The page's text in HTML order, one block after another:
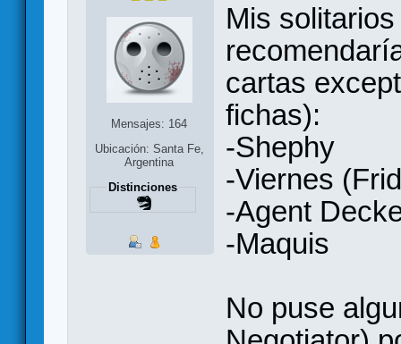
Mensajes: 164
Ubicación: Santa Fe,
Argentina
Distinciones
Mis
cartas
fichas):
-Shephy
-Viernes
-Agent
-Maquis
No puse